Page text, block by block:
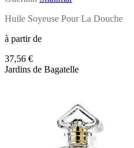
Huile Soyeuse Pour La Douche
à partir de
37,56 €
Jardins de Bagatelle